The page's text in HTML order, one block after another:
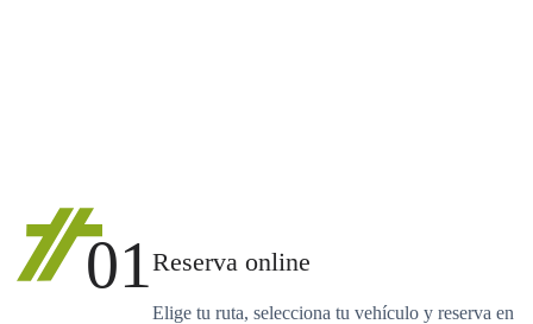
01Reserva online
Elige tu ruta, selecciona tu vehículo y reserva en